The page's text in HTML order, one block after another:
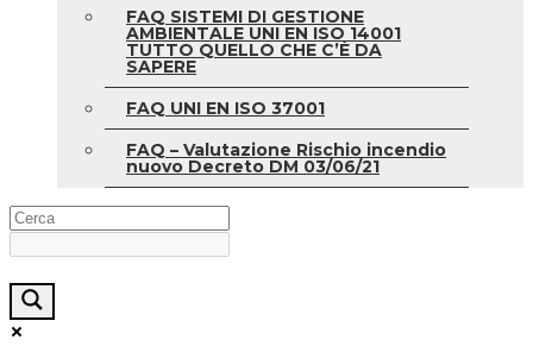
FAQ SISTEMI DI GESTIONE
AMBIENTALE UNI EN ISO 14001
TUTTO QUELLO CHE C’È DA
SAPERE
FAQ UNI EN ISO 37001
FAQ – Valutazione Rischio incendio
nuovo Decreto DM 03/06/21